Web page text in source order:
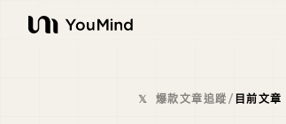
YouMind
𝕏 爆款文章追蹤/ 目前文章